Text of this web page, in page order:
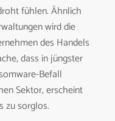
fühlen. Ähnlich
wird die
des Handels
dass in jüngster
Befall
Sektor, erscheint
zu sorglos.